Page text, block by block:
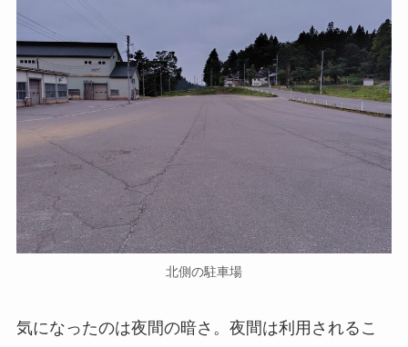
北側の駐車場
気になったのは夜間の暗さ。夜間は利用されるこ